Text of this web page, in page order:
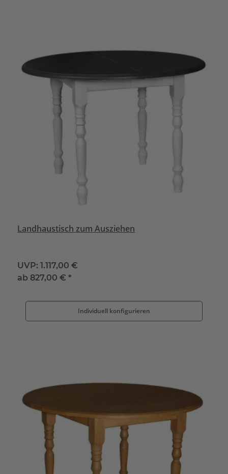
Landhaustisch zum Ausziehen
UVP: 1.117,00 €
ab 827,00 € *
Individuell konfigurieren